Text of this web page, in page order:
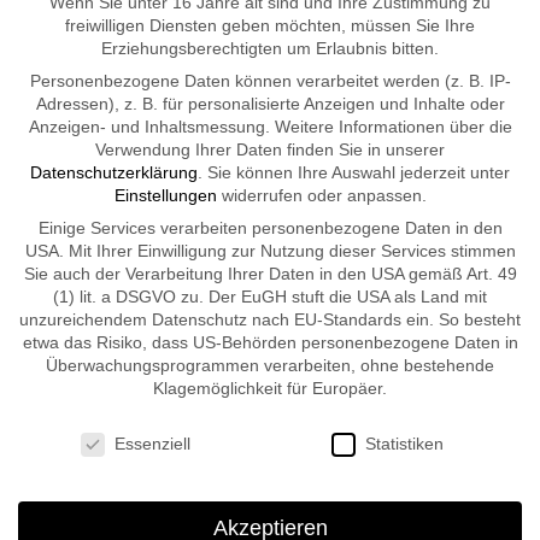
Dortmund:
Dermaday GmbH
Londoner Bogen 3
44139 Dortmund
Düsseldorf:
Kosmetikstudio
Grafenberger Allee 411
40235 Düsseldorf
Öffnungszeiten:
Termine nach telefonischer Vereinbarung
freiwilligen Diensten geben möchten, müssen Sie Ihre
Erziehungsberechtigten um Erlaubnis bitten.
Personenbezogene Daten können verarbeitet werden (z. B. IP-
Adressen), z. B. für personalisierte Anzeigen und Inhalte oder
Anzeigen- und Inhaltsmessung. Weitere Informationen über die
Verwendung Ihrer Daten finden Sie in unserer
Datenschutzerklärung
Sie können Ihre Auswahl jederzeit unter
Einstellungen widerrufen oder anpassen.
Einige Services verarbeiten personenbezogene Daten in den
USA. Mit Ihrer Einwilligung zur Nutzung dieser Services stimmen
Sie auch der Verarbeitung Ihrer Daten in den USA gemäß Art. 49
(1) lit. a DSGVO zu. Der EuGH stuft die USA als Land mit
unzureichendem Datenschutz nach EU-Standards ein. So besteht
etwa das Risiko, dass US-Behörden personenbezogene Daten in
Überwachungsprogrammen verarbeiten, ohne bestehende
Klagemöglichkeit für Europäer.
Datenschutzeinstellungen
Essenziell Statistiken
Akzeptieren